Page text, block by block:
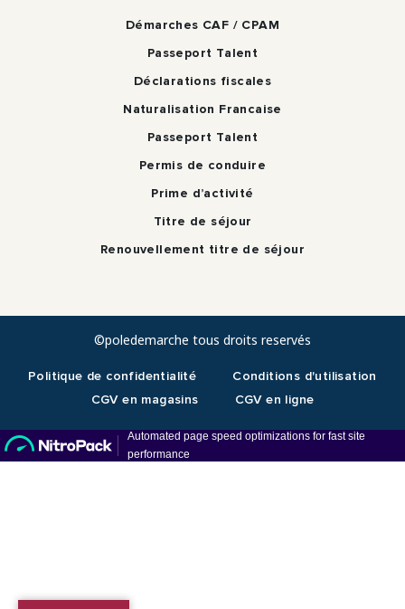
Démarches CAF / CPAM
Passeport Talent
Déclarations fiscales
Naturalisation Francaise
Passeport Talent
Permis de conduire
Prime d’activité
Titre de séjour
Renouvellement titre de séjour
©poledemarche tous droits reservés
Politique de confidentialité
Conditions d'utilisation
CGV en magasins
CGV en ligne